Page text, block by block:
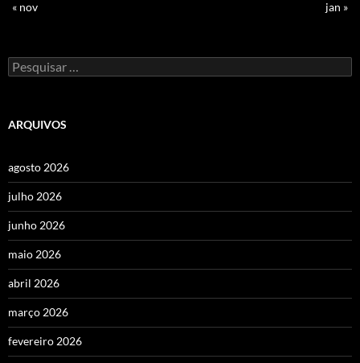
« nov
jan »
Pesquisar
por:
ARQUIVOS
agosto 2026
julho 2026
junho 2026
maio 2026
abril 2026
março 2026
fevereiro 2026